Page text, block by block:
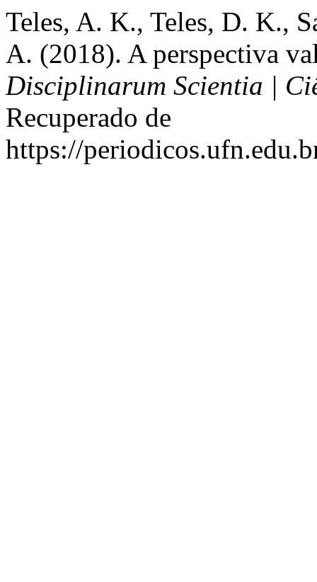
Teles, A. K., Teles, D. K.,
A. (2018). A perspectiva
Disciplinarum Scientia |
Recuperado de
https://